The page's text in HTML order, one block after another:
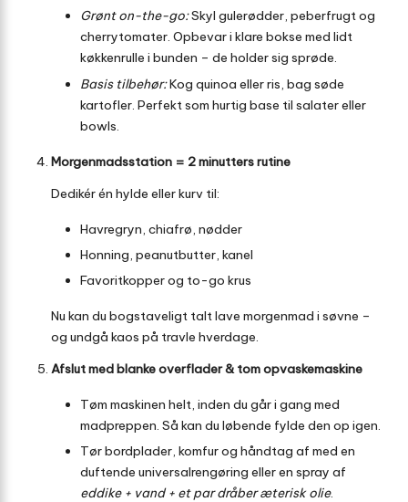
Grønt on-the-go:Skyl gulerødder, peberfrugt og
cherrytomater. Opbevar i klare bokse med lidt
køkkenrulle i bunden – de holder sig sprøde.
Basis tilbehør:Kog quinoa eller ris, bag søde
kartofler. Perfekt som hurtig base til salater eller
bowls.
Morgenmadsstation = 2 minutters rutine
Dedikér én hylde eller kurv til:
Havregryn, chiafrø, nødder
Honning, peanutbutter, kanel
Favoritkopper og to-go krus
Nu kan du bogstaveligt talt lave morgenmad i søvne –
og undgå kaos på travle hverdage.
Afslut med blanke overflader & tom opvaskemaskine
Tøm maskinen helt, inden du går i gang med
madpreppen. Så kan du løbende fylde den op igen.
Tør bordplader, komfur og håndtag af med en
duftende universalrengøring eller en spray af
eddike + vand + et par dråber æterisk olie.